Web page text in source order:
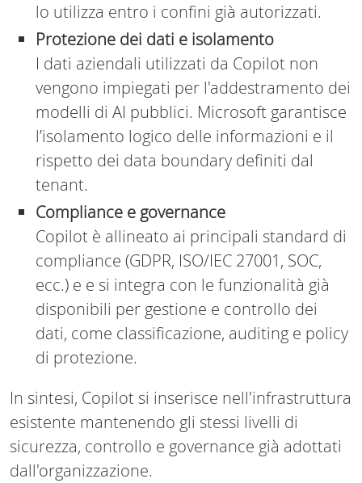
lo utilizza entro i confini già autorizzati.
Protezione dei dati e isolamento
I dati aziendali utilizzati da Copilot non
vengono impiegati per l'addestramento dei
modelli di AI pubblici. Microsoft garantisce
l’isolamento logico delle informazioni e il
rispetto dei data boundary definiti dal
tenant.
Compliance e governance
Copilot è allineato ai principali standard di
compliance (GDPR, ISO/IEC 27001, SOC,
ecc.) e e si integra con le funzionalità già
disponibili per gestione e controllo dei
dati, come classificazione, auditing e policy
di protezione.
In sintesi, Copilot si inserisce nell'infrastruttura
esistente mantenendo gli stessi livelli di
sicurezza, controllo e governance già adottati
dall'organizzazione.